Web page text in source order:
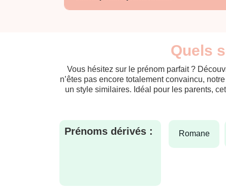
Quels
Vous hésitez sur le prénom parfait ?
n’êtes pas encore totalement convaincu,
un style similaires. Idéal pour les parents,
Prénoms dérivés : romane